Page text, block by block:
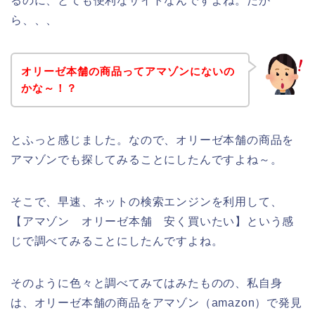
ら、、、
オリーゼ本舗の商品ってアマゾンにないの
かな～！？
とふっと感じました。なので、オリーゼ本舗の商品を
アマゾンでも探してみることにしたんですよね～。
そこで、早速、ネットの検索エンジンを利用して、
【アマゾン オリーゼ本舗 安く買いたい】という感
じで調べてみることにしたんですよね。
そのように色々と調べてみてはみたものの、私自身
は、オリーゼ本舗の商品をアマゾン（amazon）で発見